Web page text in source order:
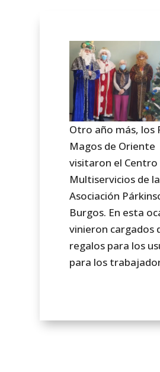
Otro año más, los
Magos de Oriente
visitaron el Centro
Multiservicios de la
Asociación
Burgos. En esta
vinieron cargados
regalos para los
para los